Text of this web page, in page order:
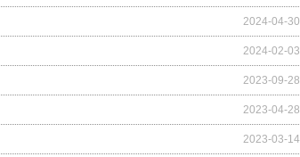
2024-04-30
2024-02-03
2023-09-28
2023-04-28
2023-03-14